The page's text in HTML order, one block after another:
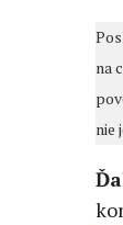
na
nie